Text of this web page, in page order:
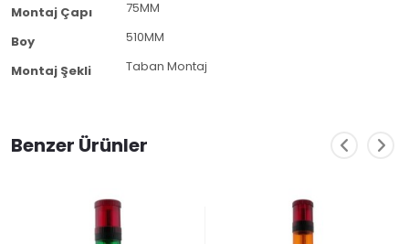
Montaj Çapı 75MM
Boy 510MM
Montaj Şekli Taban Montaj
Benzer Ürünler